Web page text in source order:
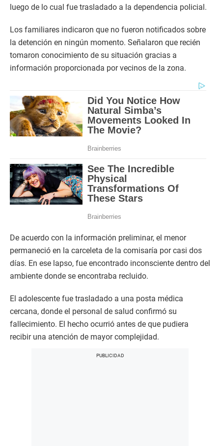
luego de lo cual fue trasladado a la dependencia policial.
Los familiares indicaron que no fueron notificados sobre
la detención en ningún momento. Señalaron que recién
tomaron conocimiento de su situación gracias a
información proporcionada por vecinos de la zona.
De acuerdo con la información preliminar, el menor
permaneció en la carceleta de la comisaría por casi dos
días. En ese lapso, fue encontrado inconsciente dentro del
ambiente donde se encontraba recluido.
El adolescente fue trasladado a una posta médica
cercana, donde el personal de salud confirmó su
fallecimiento. El hecho ocurrió antes de que pudiera
recibir una atención de mayor complejidad.